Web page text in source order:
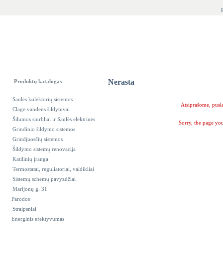
Produktų katalogas
Saulės kolektorių sistemos
Clage vandens šildytuvai
Šilumos siurbliai ir Saulės elektrinės
Grindinio šildymo sistemos
Grindjuosčių sistemos
Šildymo sistemų renovacija
Katilinių įranga
Termostatai, reguliatoriai, valdikliai
Sistemų schemų pavyzdžiai
Marijonų g. 31
Parodos
Straipsniai
Energinis efektyvumas
Nerasta
Atsiprašome,
Sorry, the page